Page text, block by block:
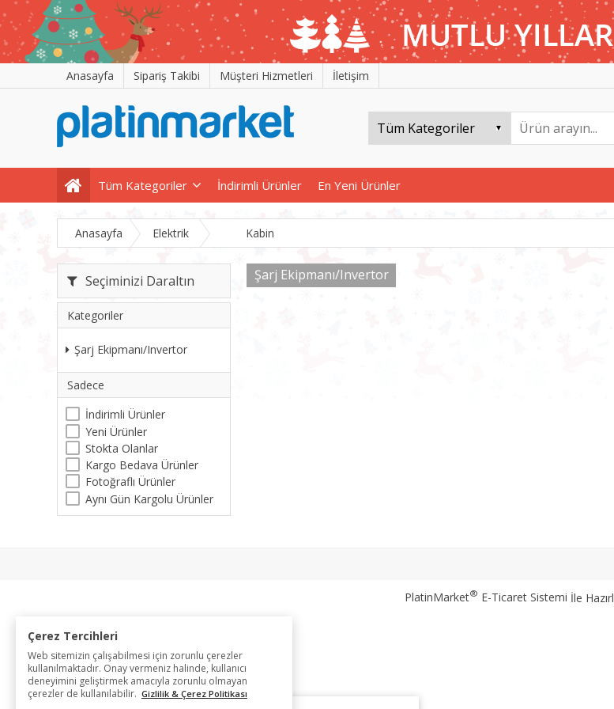
Anasayfa Sipariş Takibi Müşteri Hizmetleri İletişim
Tüm Kategoriler İndirimli Ürünler En Yeni Ürünler
Anasayfa Elektrik Kabin
Seçiminizi Daraltın
Kategoriler
Şarj Ekipmanı/Invertor
Sadece
İndirimli Ürünler
Yeni Ürünler
Stokta Olanlar
Kargo Bedava Ürünler
Fotoğraflı Ürünler
Aynı Gün Kargolu Ürünler
Şarj Ekipmanı/Invertor
Çerez Tercihleri
Web sitemizin çalışabilmesi için zorunlu çerezler
kullanılmaktadır. Onay vermeniz halinde, kullanıcı
deneyimini geliştirmek amacıyla zorunlu olmayan
çerezler de kullanılabilir. Gizlilik & Çerez Politikası
PlatinMarket® E-Ticaret Sistemi İle